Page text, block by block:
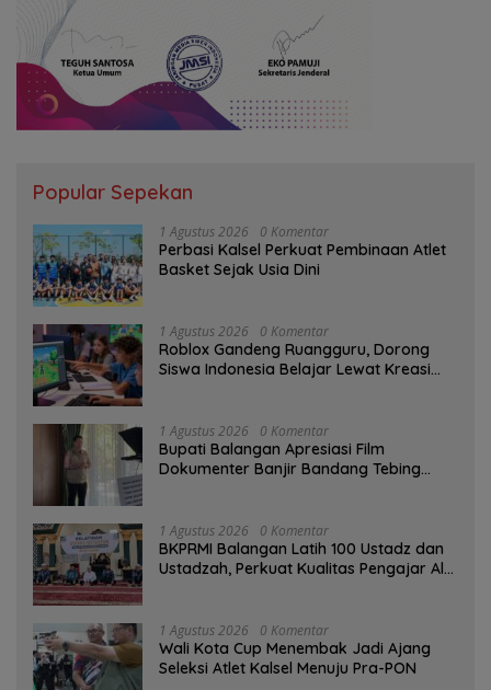
Popular Sepekan
1 Agustus 2026 0 Komentar
Perbasi Kalsel Perkuat Pembinaan Atlet
Basket Sejak Usia Dini
1 Agustus 2026 0 Komentar
Roblox Gandeng Ruangguru, Dorong
Siswa Indonesia Belajar Lewat Kreasi
1 Agustus 2026 0 Komentar
Bupati Balangan Apresiasi Film
Dokumenter Banjir Bandang Tebing
1 Agustus 2026 0 Komentar
BKPRMI Balangan Latih 100 Ustadz dan
Ustadzah, Perkuat Kualitas Pengajar Al-
1 Agustus 2026 0 Komentar
Wali Kota Cup Menembak Jadi Ajang
Seleksi Atlet Kalsel Menuju Pra-PON